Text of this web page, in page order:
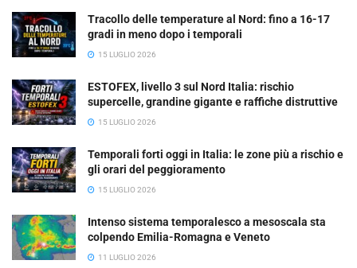
Tracollo delle temperature al Nord: fino a 16-17
gradi in meno dopo i temporali
15 LUGLIO 2026
ESTOFEX, livello 3 sul Nord Italia: rischio
supercelle, grandine gigante e raffiche distruttive
15 LUGLIO 2026
Temporali forti oggi in Italia: le zone più a rischio e
gli orari del peggioramento
15 LUGLIO 2026
Intenso sistema temporalesco a mesoscala sta
colpendo Emilia-Romagna e Veneto
11 LUGLIO 2026